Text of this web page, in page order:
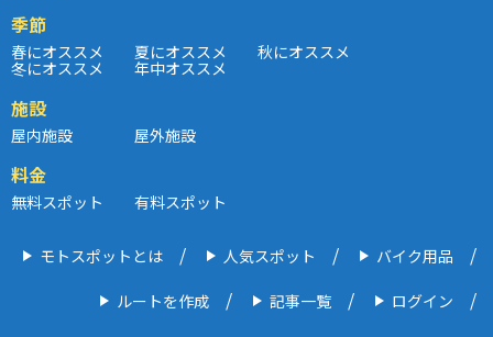
季節
春にオススメ 夏にオススメ 秋にオススメ
冬にオススメ 年中オススメ
施設
屋内施設 屋外施設
料金
無料スポット 有料スポット
モトスポットとは 人気スポット バイク用品
ルートを作成 記事一覧 ログイン